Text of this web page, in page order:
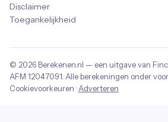
Disclaimer
Toegankelijkheid
© 2026 Berekenen.nl — een uitgave van
AFM 12047091 . Alle berekeningen onder
Cookievoorkeuren · Adverteren